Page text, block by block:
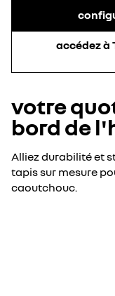
accédez à
votre
bord de
Alliez durabilité et
tapis sur mesure
caoutchouc.